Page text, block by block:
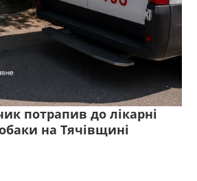
потрапив до лікарні
на Тячівщині